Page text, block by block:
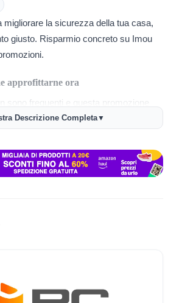
migliorare la sicurezza della tua casa,
giusto. Risparmio concreto su Imou
approfittarne ora
sono frequenti e questa promozione
unica con sconti considerevoli su
Imou
idonei e aggiungili al carrello.
Descrizione Completa▼